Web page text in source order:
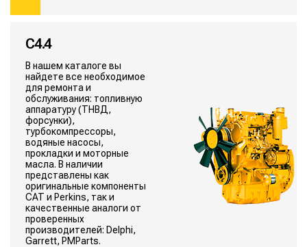
C4.4
В нашем каталоге вы
найдете все необходимое
для ремонта и
обслуживания: топливную
аппаратуру (ТНВД,
форсунки),
турбокомпрессоры,
водяные насосы,
прокладки и моторные
масла. В наличии
представлены как
оригинальные компоненты
CAT и Perkins, так и
качественные аналоги от
проверенных
производителей: Delphi,
Garrett, PMParts.